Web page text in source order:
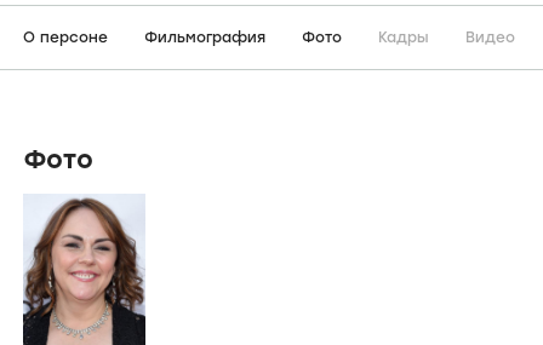
О персоне Фильмография Фото Кадры Видео
Фото